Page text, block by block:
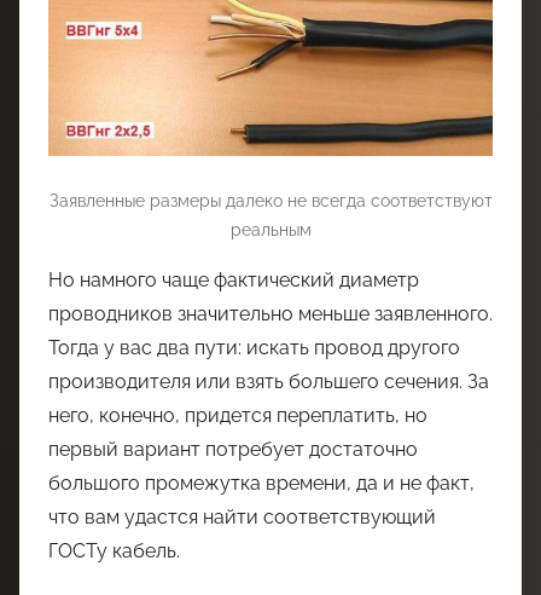
Заявленные размеры далеко не всегда соответствуют
реальным
Но намного чаще фактический диаметр
проводников значительно меньше заявленного.
Тогда у вас два пути: искать провод другого
производителя или взять большего сечения. За
него, конечно, придется переплатить, но
первый вариант потребует достаточно
большого промежутка времени, да и не факт,
что вам удастся найти соответствующий
ГОСТу кабель.